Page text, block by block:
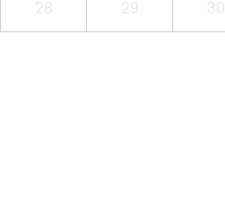
28 29 30